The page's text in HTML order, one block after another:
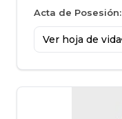
Acta de Posesión:
Ver hoja de vida